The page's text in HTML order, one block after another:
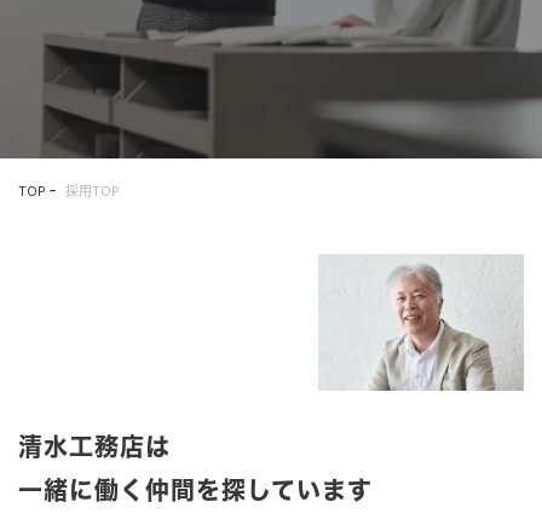
TOP 採用TOP
清水工務店は
一緒に働く仲間を探しています